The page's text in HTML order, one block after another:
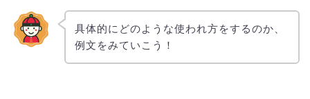
具体的にどのような使われ方をするのか、
例文をみていこう！